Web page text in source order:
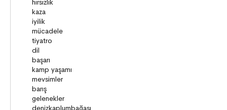
DEMOKRASİ
BİLİM ve TEKNOLOJİ
KÜLTÜRLER
DİLİMİZİN ZENGİNLİĞİ
KİŞİSEL GELİŞİM
SAĞLIK
MİLLİ MÜCADELE
OKUMA KÜLTÜRÜ
GELENEKLER